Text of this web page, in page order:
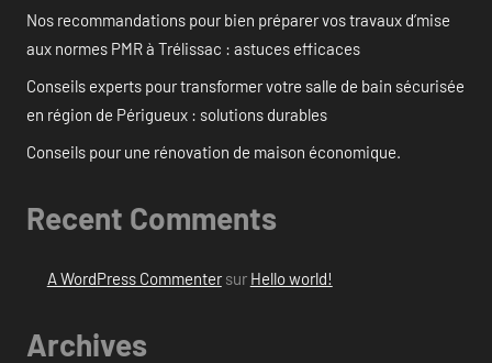
Nos recommandations pour bien préparer vos travaux d’mise
aux normes PMR à Trélissac : astuces efficaces
Conseils experts pour transformer votre salle de bain sécurisée
en région de Périgueux : solutions durables
Conseils pour une rénovation de maison économique.
Recent Comments
A WordPress Commentersur Hello world!
Archives